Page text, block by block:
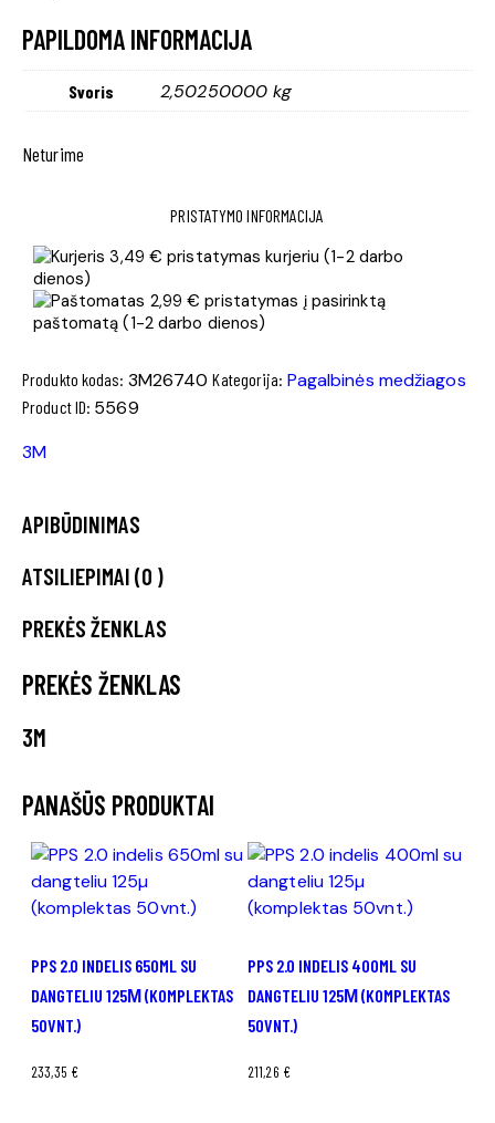
PAPILDOMA INFORMACIJA
Svoris 2,50250000 kg
Neturime
PRISTATYMO INFORMACIJA
3,49 € pristatymas kurjeriu (1-2 darbo
dienos)
2,99 € pristatymas į pasirinktą
paštomatą (1-2 darbo dienos)
Produkto kodas: 3M26740 Kategorija: Pagalbinės medžiagos
Product ID: 5569
3M
APIBŪDINIMAS
ATSILIEPIMAI (0 )
PREKĖS ŽENKLAS
PREKĖS ŽENKLAS
3M
PANAŠŪS PRODUKTAI
PPS 2.0 INDELIS 650ML SU
DANGTELIU 125Μ (KOMPLEKTAS
50VNT.)
233,35 €
PPS 2.0 INDELIS 400ML SU
DANGTELIU 125Μ (KOMPLEKTAS
50VNT.)
211,26 €